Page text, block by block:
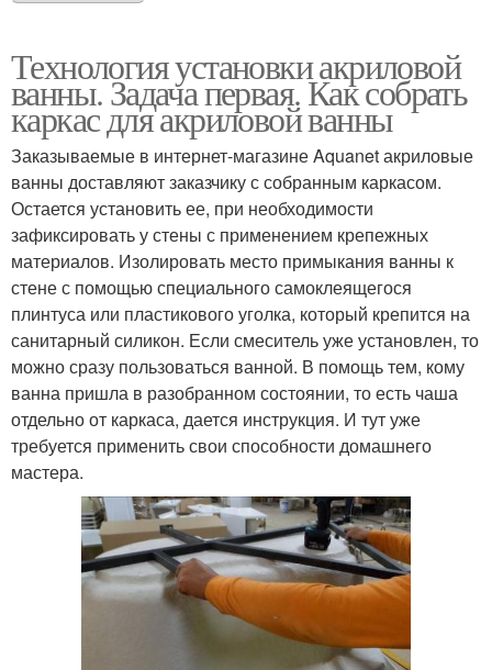
Технология установки акриловой
ванны. Задача первая. Как собрать
каркас для акриловой ванны
Заказываемые в интернет-магазине Aquanet акриловые
ванны доставляют заказчику с собранным каркасом.
Остается установить ее, при необходимости
зафиксировать у стены с применением крепежных
материалов. Изолировать место примыкания ванны к
стене с помощью специального самоклеящегося
плинтуса или пластикового уголка, который крепится на
санитарный силикон. Если смеситель уже установлен, то
можно сразу пользоваться ванной. В помощь тем, кому
ванна пришла в разобранном состоянии, то есть чаша
отдельно от каркаса, дается инструкция. И тут уже
требуется применить свои способности домашнего
мастера.